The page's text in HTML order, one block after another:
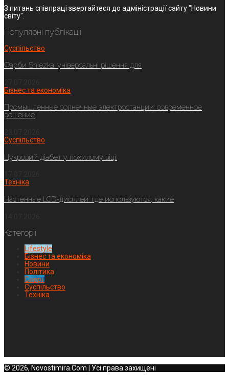
З питань співпраці звертайтеся до адміністрації сайту "Новини
світу".
Популярні публікації
Суспільство
Фарби Sniezka: універсальні рішення для
Бізнес та економіка
Промышленные солнечные электростанции: современное
решение
Суспільство
Цукровий діабет у похилому віці:
Техніка
Настенные LCD-дисплеи: где используются, какие
Категорії
Lifestyle
Бізнес та економіка
Новини
Політика
Спорт
Суспільство
Техніка
© 2026, Novostimira.Com | Усі права захищені